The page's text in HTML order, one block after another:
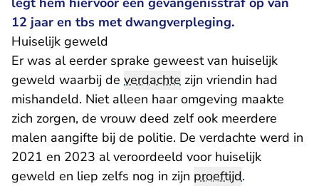
12 jaar en tbs met dwangverpleging.
Huiselijk geweld
Er was al eerder sprake geweest van huiselijk
geweld waarbij de verdachte zijn vriendin had
mishandeld. Niet alleen haar omgeving maakte
zich zorgen, de vrouw deed zelf ook meerdere
malen aangifte bij de politie. De verdachte werd in
2021 en 2023 al veroordeeld voor huiselijk
geweld en liep zelfs nog in zijn proeftijd.